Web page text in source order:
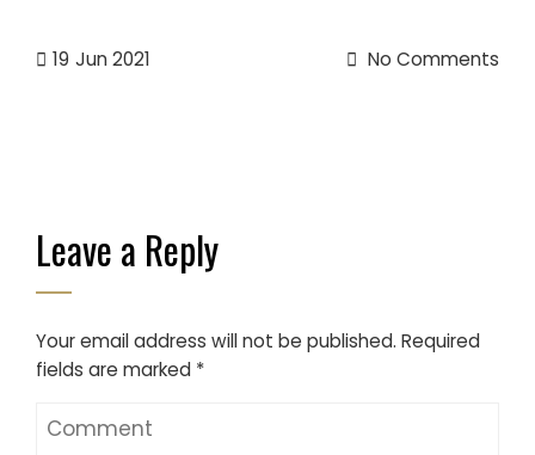
19 Jun 2021 No Comments
Leave a Reply
Your email address will not be published. Required
fields are marked *